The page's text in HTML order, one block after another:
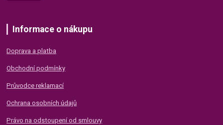
Informace o nákupu
Doprava a platba
Obchodní podmínky
Průvodce reklamací
Ochrana osobních údajů
Právo na odstoupení od smlouvy